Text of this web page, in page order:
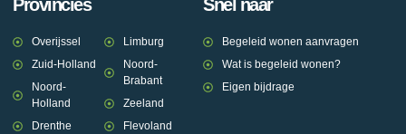
Provincies
Overijssel
Zuid-Holland
Noord-
Holland
Drenthe
Limburg
Noord-
Brabant
Zeeland
Flevoland
Snel naar
Begeleid wonen aanvragen
Wat is begeleid wonen?
Eigen bijdrage